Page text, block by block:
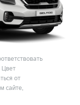
Цвет
от
сайте.